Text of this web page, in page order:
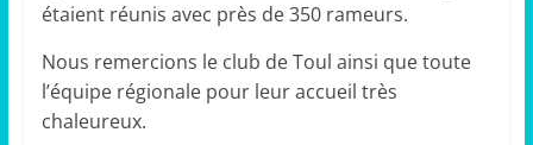
étaient réunis avec près de 350 rameurs.
Nous remercions le club de Toul ainsi que toute
l’équipe régionale pour leur accueil très
chaleureux.